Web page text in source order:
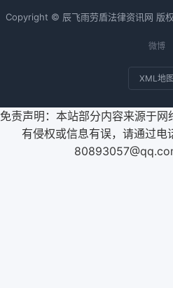
Copyright © 辰飞雨劳盾法律资讯网 版
微博
XML地图
免责声明：本站部分内容来源于
有侵权或信息有误，请通过